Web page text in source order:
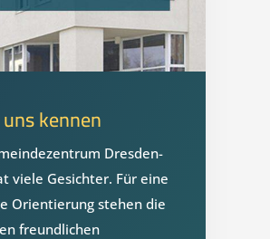
kennen
Dresden-
viele Gesichter. Für eine
Orientierung stehen die
freundlichen